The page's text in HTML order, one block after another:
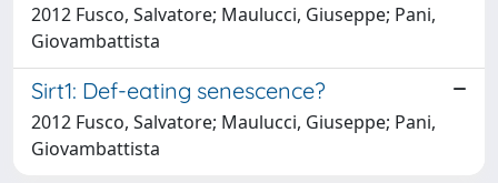
2012 Fusco, Salvatore; Maulucci, Giuseppe; Pani,
Giovambattista
Sirt1: Def-eating senescence?
2012 Fusco, Salvatore; Maulucci, Giuseppe; Pani,
Giovambattista